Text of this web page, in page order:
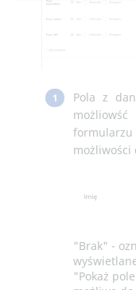
1
Pola z
możliwości
"Brak" -
"Pokaż